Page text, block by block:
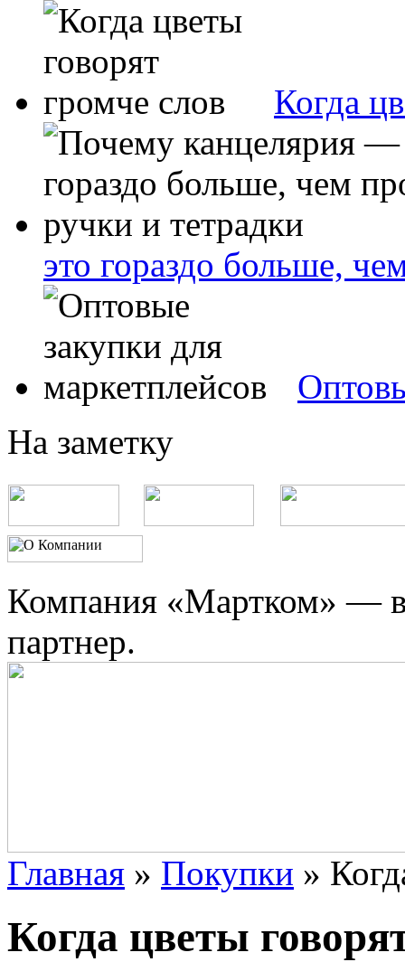
Когда
это гораздо больше,
На заметку
Компания «Мартком» —
партнер.
Главная » Покупки »
Когда цветы